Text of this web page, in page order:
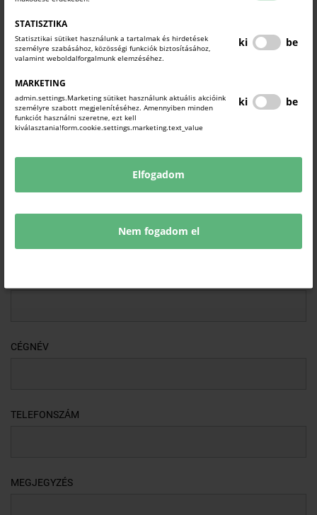
STATISZTIKA
Statisztikai sütiket használunk a tartalmak és hirdetések
személyre szabásához, közösségi funkciók biztosításához,
valamint weboldalforgalmunk elemzéséhez.
ki be
MARKETING
admin.settings.Marketing sütiket használunk aktuális akcióink
személyre szabott megjelenítéséhez. Amennyiben minden
funkciót használni szeretne, ezt kell
kiválasztania!form.cookie.settings.marketing.text_value
ki be
Elfogadom
Nem fogadom el
JELENTKEZÉSI LAP
A rendezvény térítésmentes, azonban előzetes
regisztrációhoz kötött!
(Jelentkezési határidő: 2026. június 30.)
CÉGNÉV
TELEFONSZÁM
MEGJEGYZÉS